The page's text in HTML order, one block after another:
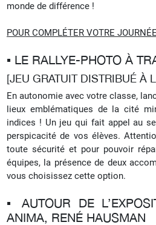
monde de différence !
POUR COMPLÉTER VOTRE JOURNÉE
▪︎ LE RALLYE-PHOTO À
[JEU GRATUIT DISTRIBUÉ À
En autonomie avec votre classe,
lieux emblématiques de la cité
indices ! Un jeu qui fait appel au
perspicacité de vos élèves.
toute sécurité et pour pouvoir
équipes, la présence de deux
vous choisissez cette option.
▪︎ AUTOUR DE
ANIMA, RENÉ HAUSMAN